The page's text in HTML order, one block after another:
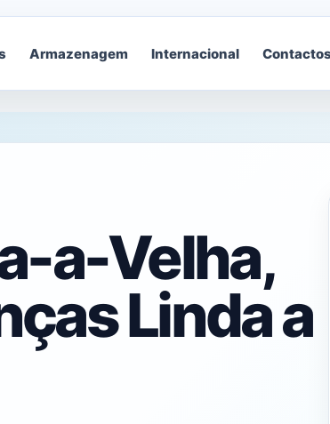
Armazenagem Internacional Contactos
a-Velha,
Linda a